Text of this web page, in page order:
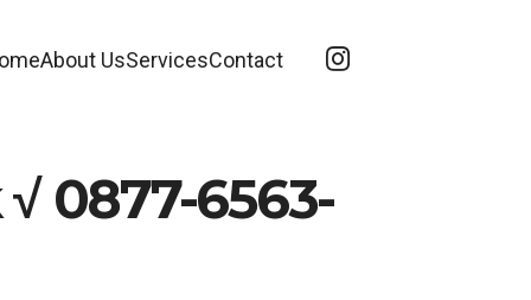
About UsServicesContact
0877-6563-